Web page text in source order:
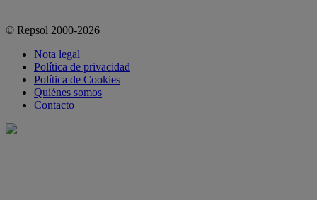
© Repsol 2000-2026
Nota legal
Política de privacidad
Política de Cookies
Quiénes somos
Contacto